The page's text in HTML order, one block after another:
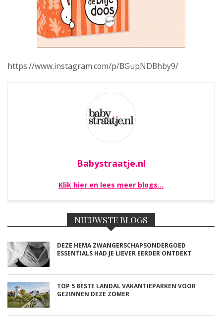
https://www.instagram.com/p/BGupNDBhby9/
Babystraatje.nl
Klik hier en lees meer blogs…
NIEUWSTE BLOGS
DEZE HEMA ZWANGERSCHAPSONDERGOED
ESSENTIALS HAD JE LIEVER EERDER ONTDEKT
TOP 5 BESTE LANDAL VAKANTIEPARKEN VOOR
GEZINNEN DEZE ZOMER